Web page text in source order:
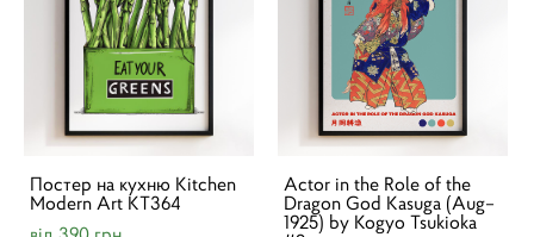
Постер на кухню Kitchen
Modern Art KT364
Actor in the Role of the
Dragon God Kasuga (Aug–
1925) by Kogyo Tsukioka